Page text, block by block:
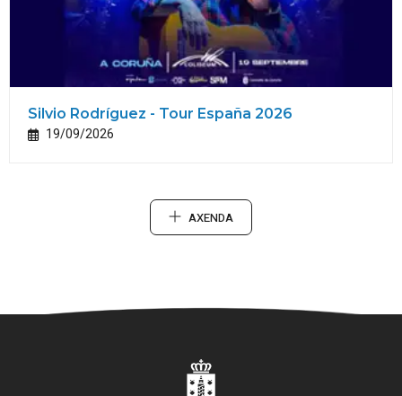
Silvio Rodríguez - Tour España 2026
19/09/2026
AXENDA